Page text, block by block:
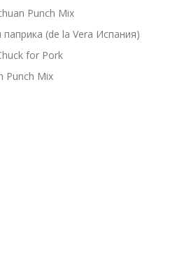
Punch Mix
паприка (de la Vera Испания)
for Pork
Punch Mix